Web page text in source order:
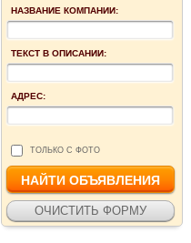
НАЗВАНИЕ КОМПАНИИ:
ТЕКСТ В ОПИСАНИИ:
АДРЕС:
ТОЛЬКО С ФОТО